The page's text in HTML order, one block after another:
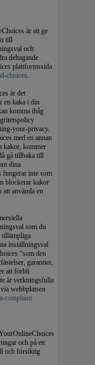
är att ge
till
och
deltagande
plattformssida
choices.
är det
en kaka i din
komma ihåg
your-privacy.
med en annan
kakor, kommer
gå tillbaka till
dina
fungerar inte som
blockerar kakor
att använda en
som du
tillämpliga
inställningsval
“som den
garantier,
att förbli
är verkningsfulla
webbplatsen
complaint
och på ett
och försiktig